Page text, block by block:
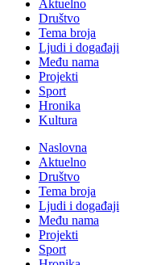
Aktuelno
Društvo
Tema broja
Ljudi i događaji
Među nama
Projekti
Sport
Hronika
Kultura
Naslovna
Aktuelno
Društvo
Tema broja
Ljudi i događaji
Među nama
Projekti
Sport